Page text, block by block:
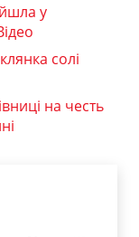
у
солі
на честь